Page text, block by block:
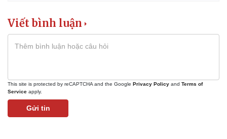
Viết bình luận
This site is protected by reCAPTCHA and the Google Privacy Policy and Terms of
Service apply.
Gửi tin